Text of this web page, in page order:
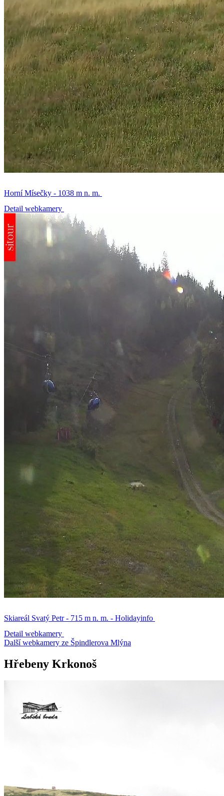
Horní Mísečky - 1038 m n. m.
Detail webkamery
Skiareál Svatý Petr - 715 m n. m. - Holidayinfo
Detail webkamery
Další webkamery ze Špindlerova Mlýna
Hřebeny Krkonoš